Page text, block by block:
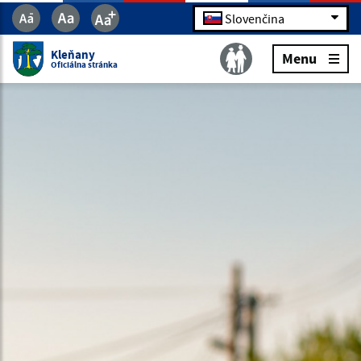
Slovenčina
Kleňany
Oficiálna stránka Menu